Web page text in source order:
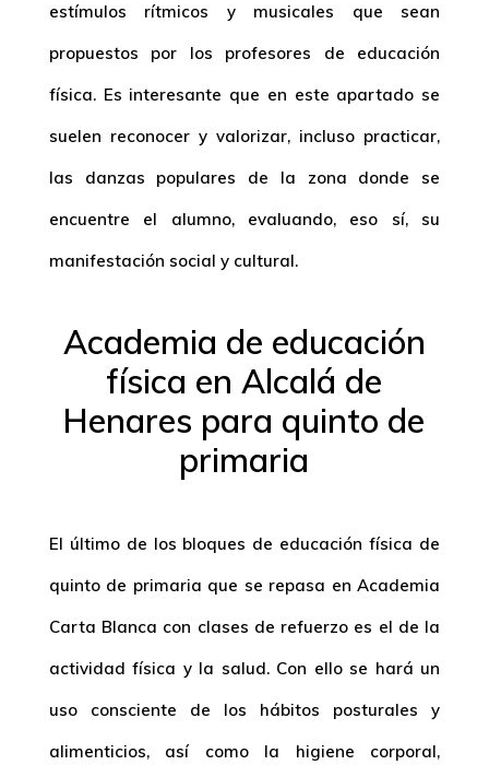
estímulos rítmicos y musicales que sean
propuestos por los profesores de educación
física. Es interesante que en este apartado se
suelen reconocer y valorizar, incluso practicar,
las danzas populares de la zona donde se
encuentre el alumno, evaluando, eso sí, su
manifestación social y cultural.
Academia de educación
física en Alcalá de
Henares para quinto de
primaria
El último de los bloques de educación física de
quinto de primaria que se repasa en Academia
Carta Blanca con clases de refuerzo es el de la
actividad física y la salud. Con ello se hará un
uso consciente de los hábitos posturales y
alimenticios, así como la higiene corporal,